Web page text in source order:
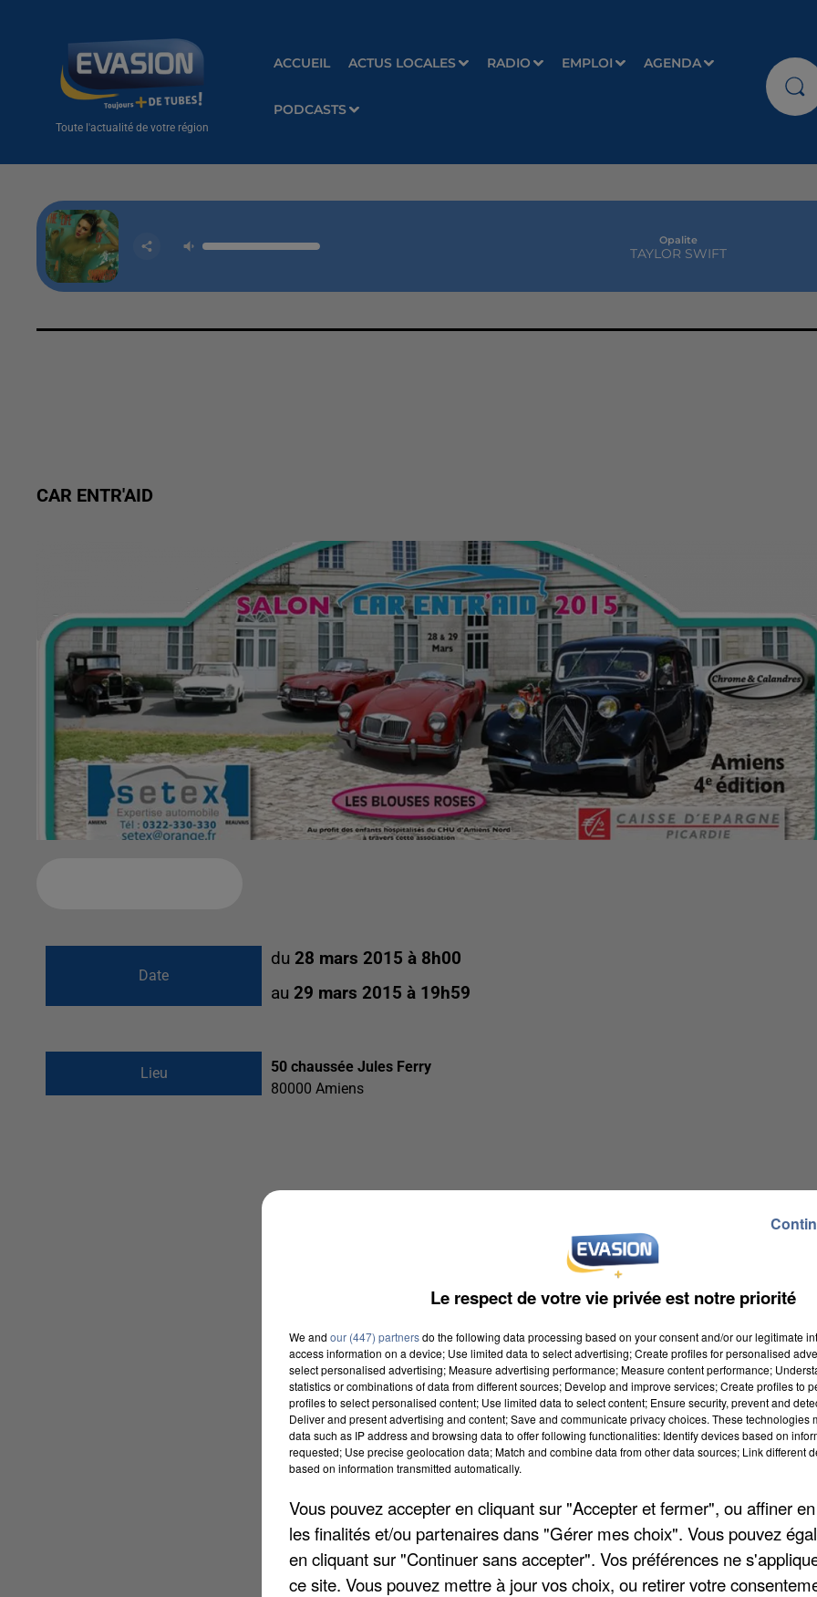
Toute l'actualité de votre région
ACCUEIL ACTUS LOCALES RADIO EMPLOI AGENDA
PODCASTS
Opalite
TAYLOR SWIFT
CAR ENTR'AID
Date
du28 mars 2015 à 8h00
au29 mars 2015 à 19h59
Lieu
50 chaussée Jules Ferry
80000 Amiens
Le respect de votre vie privée est notre priorité
We and our (447) partnersdo the following data processing based on your consent and/or our legitimate
access information on a device; Use limited data to select advertising; Create profiles for personalised
select personalised advertising; Measure advertising performance; Measure content performance;
statistics or combinations of data from different sources; Develop and improve services; Create profiles to
profiles to select personalised content; Use limited data to select content; Ensure security, prevent and
Deliver and present advertising and content; Save and communicate privacy choices. These technologies
data such as IP address and browsing data to offer following functionalities: Identify devices based on
requested; Use precise geolocation data; Match and combine data from other data sources; Link different
based on information transmitted automatically.
Vous pouvez accepter en cliquant sur "Accepter et fermer", ou affiner
les finalités et/ou partenaires dans "Gérer mes choix". Vous pouvez
en cliquant sur "Continuer sans accepter". Vos préférences ne
ce site. Vous pouvez mettre à jour vos choix, ou retirer votre